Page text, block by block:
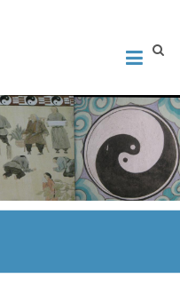
Искусства
Руководитель